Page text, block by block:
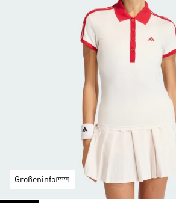
Größeninfo